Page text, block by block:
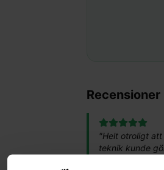
Recensioner
"Helt otroligt
teknik kunde